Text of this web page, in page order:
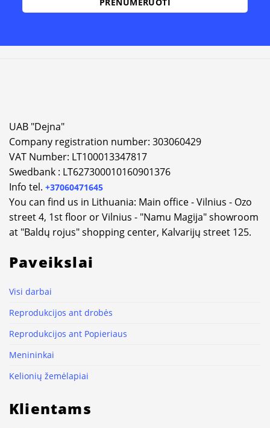
UAB "Dejna"
Company registration number: 303060429
VAT Number: LT100013347817
Swedbank : LT627300010160901376
Info tel. +37060471645
You can find us in Lithuania: Main office - Vilnius - Ozo
street 4, 1st floor or Vilnius - "Namu Magija" showroom
at "Baldų rojus" shopping center, Kalvarijų street 125.
Paveikslai
Visi darbai
Reprodukcijos ant drobės
Reprodukcijos ant Popieriaus
Menininkai
Kelionių žemėlapiai
Klientams